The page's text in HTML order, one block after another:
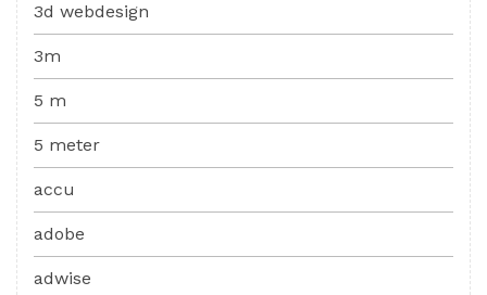
3d webdesign
3m
5 m
5 meter
accu
adobe
adwise